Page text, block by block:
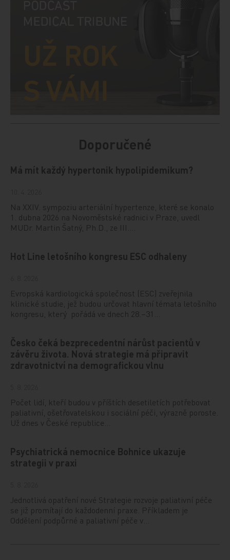
Doporučené
Má mít každý hypertonik hypolipidemikum?
Na XXIV. sympoziu arteriální hypertenze, které se konalo
1. dubna 2026 na Novoměstské radnici v Praze, uvedl
MUDr. Martin Šatný, Ph.D., ze III.…
Hot Line letošního kongresu ESC odhaleny
Evropská kardiologická společnost (ESC) zveřejnila
klinické studie, jež budou určovat hlavní témata letošního
kongresu, který pořádá ve dnech 28.–31…
Česko čeká bezprecedentní nárůst pacientů v
závěru života. Nová strategie má připravit
zdravotnictví na demografickou vlnu
Počet lidí, kteří budou v příštích desetiletích potřebovat
paliativní, ošetřovatelskou i sociální péči, výrazně poroste.
Už dnes v České republice…
Psychiatrická nemocnice Bohnice ukazuje
strategii v praxi
Jednotlivá opatření nové Strategie rozvoje paliativní péče
se již promítají do každodenní praxe. Příkladem je
Oddělení podpůrné a paliativní péče v…